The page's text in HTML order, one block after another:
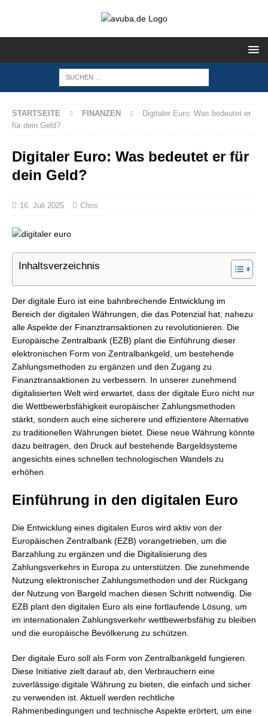
STARTSEITE FINANZEN
Digitaler Euro: Was bedeutet er
für dein Geld?
Digitaler Euro: Was bedeutet er für
dein Geld?
16. Juli 2025 Chris
Inhaltsverzeichnis
Der digitale Euro ist eine bahnbrechende Entwicklung im
Bereich der digitalen Währungen, die das Potenzial hat, nahezu
alle Aspekte der Finanztransaktionen zu revolutionieren. Die
Europäische Zentralbank (EZB) plant die Einführung dieser
elektronischen Form von Zentralbankgeld, um bestehende
Zahlungsmethoden zu ergänzen und den Zugang zu
Finanztransaktionen zu verbessern. In unserer zunehmend
digitalisierten Welt wird erwartet, dass der digitale Euro nicht nur
die Wettbewerbsfähigkeit europäischer Zahlungsmethoden
stärkt, sondern auch eine sicherere und effizientere Alternative
zu traditionellen Währungen bietet. Diese neue Währung könnte
dazu beitragen, den Druck auf bestehende Bargeldsysteme
angesichts eines schnellen technologischen Wandels zu
erhöhen.
Einführung in den digitalen Euro
Die Entwicklung eines digitalen Euros wird aktiv von der
Europäischen Zentralbank (EZB) vorangetrieben, um die
Barzahlung zu ergänzen und die Digitalisierung des
Zahlungsverkehrs in Europa zu unterstützen. Die zunehmende
Nutzung elektronischer Zahlungsmethoden und der Rückgang
der Nutzung von Bargeld machen diesen Schritt notwendig. Die
EZB plant den digitalen Euro als eine fortlaufende Lösung, um
im internationalen Zahlungsverkehr wettbewerbsfähig zu bleiben
und die europäische Bevölkerung zu schützen.
Der digitale Euro soll als Form von Zentralbankgeld fungieren.
Diese Initiative zielt darauf ab, den Verbrauchern eine
zuverlässige digitale Währung zu bieten, die einfach und sicher
zu verwenden ist. Aktuell werden rechtliche
Rahmenbedingungen und technische Aspekte erörtert, um eine